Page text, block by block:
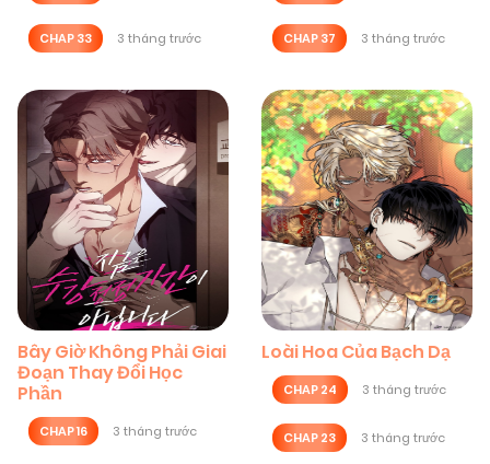
CHAP 33 3 tháng trước CHAP 37 3 tháng trước
Bây Giờ Không Phải Giai
Đoạn Thay Đổi Học
Phần
CHAP 16 3 tháng trước
Loài Hoa Của Bạch Dạ
CHAP 24 3 tháng trước
CHAP 23 3 tháng trước